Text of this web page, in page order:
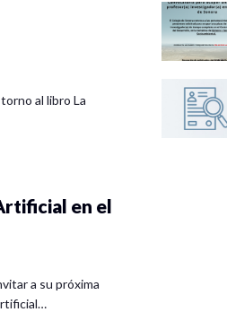
Gasca
y
al libro La
en el
a su próxima